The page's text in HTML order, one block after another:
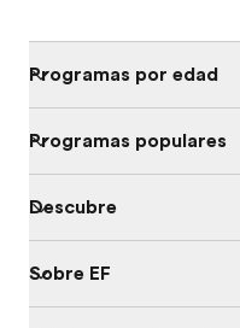
Programas por edad
Programas populares
Descubre
Sobre EF